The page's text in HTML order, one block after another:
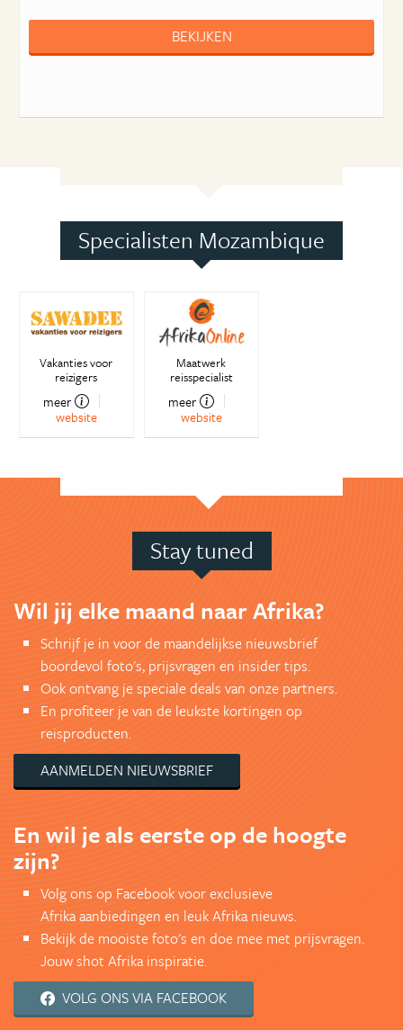
BEKIJKEN
Specialisten Mozambique
Vakanties voor
reizigers
meer
website
Maatwerk
reisspecialist
meer
website
Stay tuned
Wil jij elke maand naar Afrika?
Schrijf je in voor de maandelijkse nieuwsbrief
boordevol foto's, prijsvragen en insider tips.
Ook ontvang je speciale deals van onze partners.
En profiteer je van de leukste kortingen op
reisproducten.
AANMELDEN NIEUWSBRIEF
En wil je als eerste op de hoogte
zijn?
Volg ons op Facebook voor exclusieve
Afrika aanbiedingen en leuk Afrika nieuws.
Bekijk de mooiste foto's en doe mee met prijsvragen.
Jouw shot Afrika inspiratie.
VOLG ONS VIA FACEBOOK